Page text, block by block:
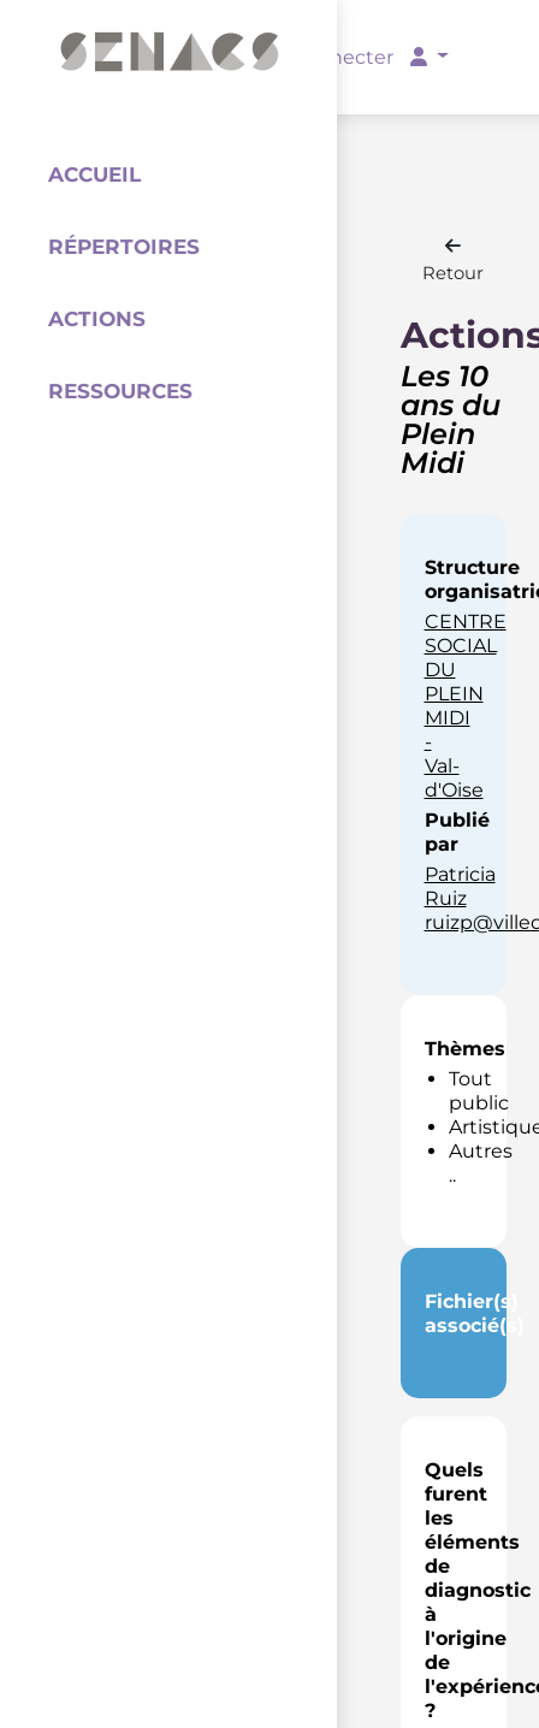
Se connecter
ACCUEIL
RÉPERTOIRES
ACTIONS
RESSOURCES
Retour
Les 10
ans du
Plein
Midi
Structure
CENTRE
SOCIAL
DU
PLEIN
MIDI
-
Val-
d'Oise
Publié
par
Patricia
Ruiz
Thèmes
Tout
public
Autres
..
Fichier(s)
associé(s)
Quels
furent
les
éléments
de
diagnostic
à
l'origine
de
?